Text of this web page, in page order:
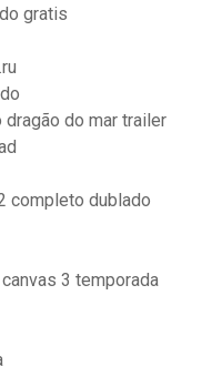
gratis
do mar trailer
completo dublado
3 temporada